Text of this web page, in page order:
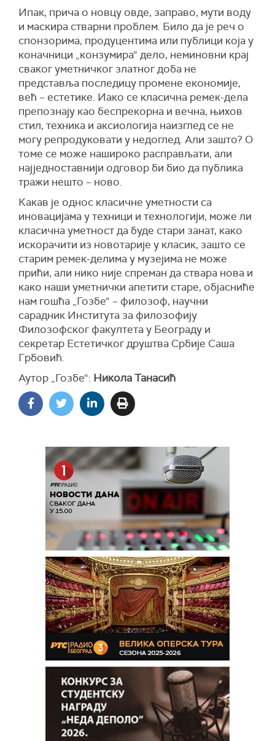
Ипак, прича о новцу овде, заправо, мути воду
и маскира стварни проблем. Било да је реч о
спонзорима, продуцентима или публици која у
коначници „конзумира“ дело, неминовни крај
сваког уметничког златног доба не
представља последицу промене економије,
већ – естетике. Иако се класична ремек-дела
препознају као беспрекорна и вечна, њихов
стил, техника и аксиологија наизглед се не
могу репродуковати у недоглед. Али зашто? О
томе се може нашироко расправљати, али
најједноставнији одговор би био да публика
тражи нешто – ново.
Какав је однос класичне уметности са
иновацијама у техници и технологији, може ли
класична уметност да буде стари занат, како
искорачити из новотарије у класик, зашто се
старим ремек-делима у музејима не може
прићи, али нико није спреман да ствара нова и
како наши уметнички апетити старе, објасниће
нам гошћа „Гозбе“ – филозоф, научни
сарадник Института за филозофију
Филозофског факултета у Београду и
секретар Естетичког друштва Србије Саша
Грбовић.
Аутор „Гозбе“: Никола Танасић